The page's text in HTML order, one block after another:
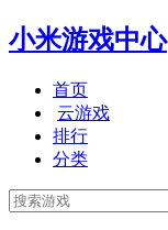
小米游戏中心
首页
云游戏
排行
分类